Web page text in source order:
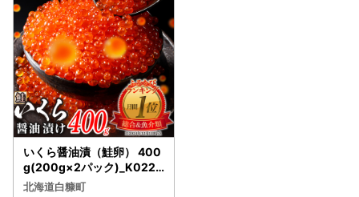
いくら醤油漬（鮭卵） 400
g(200g×2パック)_K022-
1676
北海道白糠町